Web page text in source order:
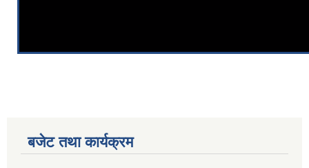
बजेट तथा कार्यक्रम